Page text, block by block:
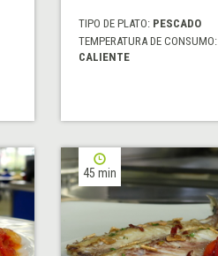
TIPO DE PLATO: PESCADO
TEMPERATURA DE CONSUMO:
CALIENTE
45 min